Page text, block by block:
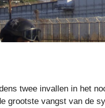
twee invallen in het
grootste vangst van de